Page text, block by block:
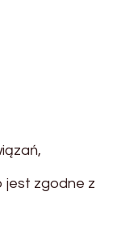
jest zgodne z